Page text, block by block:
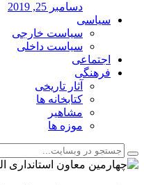
دسامبر 25, 2019
سیاسی
سیاست خارجی
سیاست داخلی
اجتماعی
فرهنگی
آثار تاریخی
کتابخانه ها
مشاهیر
موزه ها